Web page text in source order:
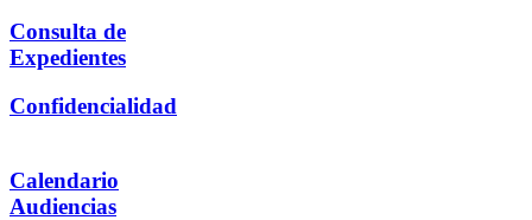
Consulta de
Expedientes
Confidencialidad
Calendario
Audiencias